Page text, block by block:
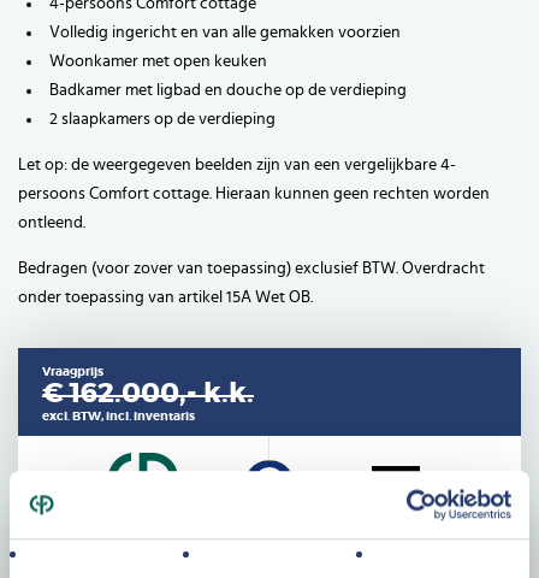
4-persoons Comfort cottage
Volledig ingericht en van alle gemakken voorzien
Woonkamer met open keuken
Badkamer met ligbad en douche op de verdieping
2 slaapkamers op de verdieping
Let op: de weergegeven beelden zijn van een vergelijkbare 4-
persoons Comfort cottage. Hieraan kunnen geen rechten worden
ontleend.
Bedragen (voor zover van toepassing) exclusief BTW. Overdracht
onder toepassing van artikel 15A Wet OB.
Vraagprijs
€ 162.000,-k.k.
excl. BTW, incl. inventaris